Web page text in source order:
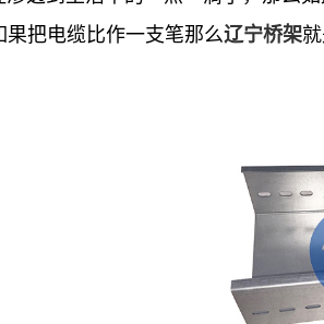
把电缆比作一支笔那么辽宁桥架